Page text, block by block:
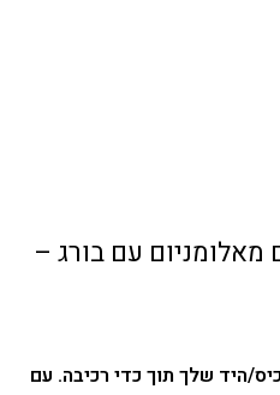
מאלומניום עם בורג –
היד שלך תוך כדי רכיבה. עם